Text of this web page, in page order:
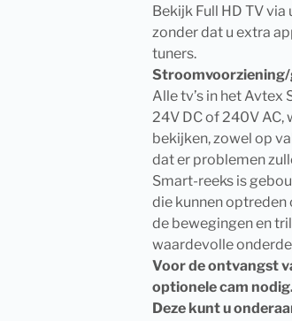
Bekijk Full HD TV
zonder dat u extra
tuners.
Stroomvoorziening/
Alle tv’s in het
24V DC of 240V
bekijken, zowel op
dat er problemen
Smart-reeks is
die kunnen
de bewegingen en
waardevolle
Voor de ontvangst
optionele cam
Deze kunt u